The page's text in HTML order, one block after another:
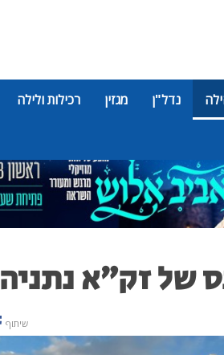
נדל"ן מגזין רכילות ולילה
של זק"א נתניה
שיתוף